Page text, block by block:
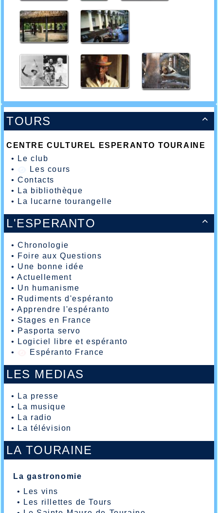

TOURS
CENTRE CULTUREL ESPERANTO TOURAINE
•
Le club
•
Les cours
•Contacts
•
La bibliothèque
•
La lucarne tourangelle

L'ESPERANTO
•Chronologie
• Foire aux Questions
• Une bonne idée
•Actuellement
• Un humanisme
• Rudiments d'espéranto
•Apprendre l'espéranto
• Stages en France
• Pasporta servo
•
Logiciel libre et espéranto
•
Espéranto France
LES MEDIAS
•
La presse
•
La musique
•
La radio
•
La télévision
LA TOURAINE
La gastronomie
•
Les vins
•
Les rillettes de Tours